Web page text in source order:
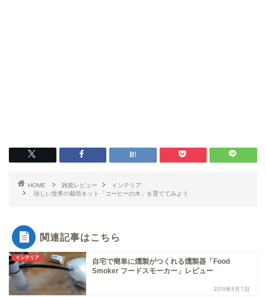
HOME 雑貨レビュー
インテリア
珍しい世界の栽培キット「コーヒーの木」を育ててみよう
関連記事はこちら
インテリア
自宅で簡単に燻製がつくれる燻製器「Food
Smoker フードスモーカー」レビュー
2018年8月7日